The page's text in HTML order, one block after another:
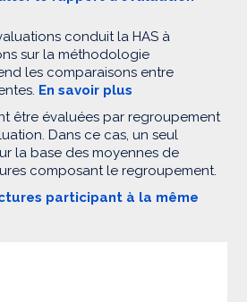
conduit la HAS à
sur la méthodologie
les comparaisons entre
En savoir plus
être évaluées par regroupement
Dans ce cas, un seul
la base des moyennes de
composant le regroupement.
participant à la même